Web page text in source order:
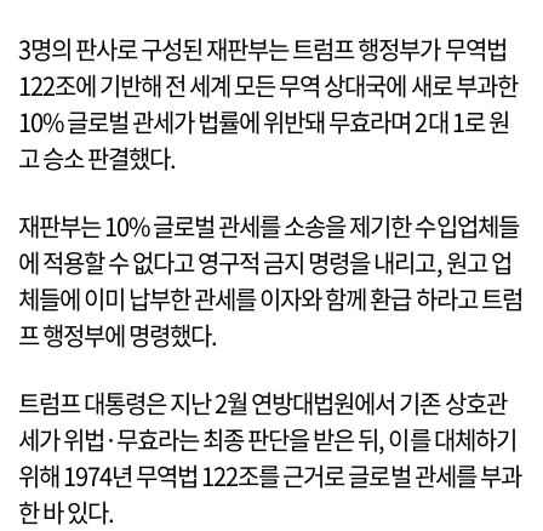
3명의 판사로 구성된 재판부는 트럼프 행정부가 무역법
122조에 기반해 전 세계 모든 무역 상대국에 새로 부과한
10% 글로벌 관세가 법률에 위반돼 무효라며 2대 1로 원
고 승소 판결했다.
재판부는 10% 글로벌 관세를 소송을 제기한 수입업체들
에 적용할 수 없다고 영구적 금지 명령을 내리고, 원고 업
체들에 이미 납부한 관세를 이자와 함께 환급 하라고 트럼
프 행정부에 명령했다.
트럼프 대통령은 지난 2월 연방대법원에서 기존 상호관
세가 위법·무효라는 최종 판단을 받은 뒤, 이를 대체하기
위해 1974년 무역법 122조를 근거로 글로벌 관세를 부과
한 바 있다.